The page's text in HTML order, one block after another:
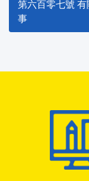
第六百零七號 有
事